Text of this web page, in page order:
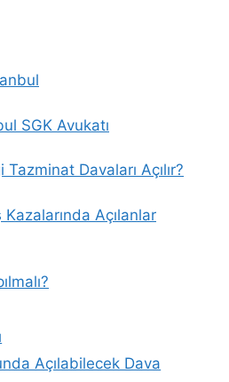
SGK Avukatı
Davaları Açılır?
Kazalarında Açılanlar
Açılabilecek Dava